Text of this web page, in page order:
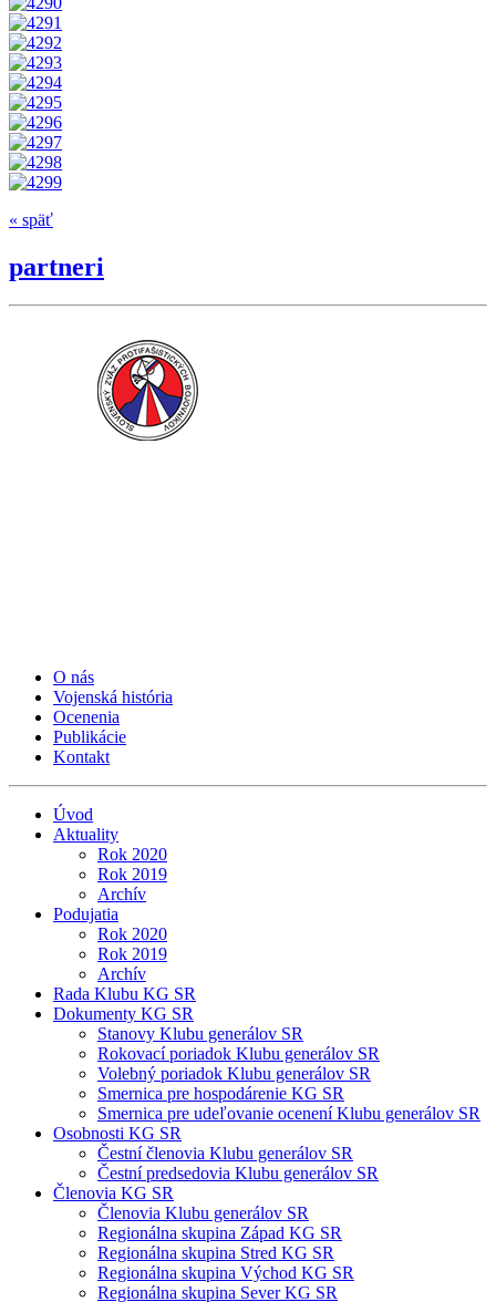
« späť
partneri
O nás
Vojenská história
Ocenenia
Publikácie
Kontakt
Úvod
Aktuality
Rok 2020
Rok 2019
Archív
Podujatia
Rok 2020
Rok 2019
Archív
Rada Klubu KG SR
Dokumenty KG SR
Stanovy Klubu generálov SR
Rokovací poriadok Klubu generálov SR
Volebný poriadok Klubu generálov SR
Smernica pre hospodárenie KG SR
Smernica pre udeľovanie ocenení Klubu generálov SR
Osobnosti KG SR
Čestní členovia Klubu generálov SR
Čestní predsedovia Klubu generálov SR
Členovia KG SR
Členovia Klubu generálov SR
Regionálna skupina Západ KG SR
Regionálna skupina Stred KG SR
Regionálna skupina Východ KG SR
Regionálna skupina Sever KG SR